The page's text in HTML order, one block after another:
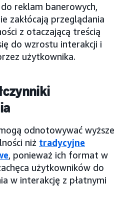
reklam banerowych,
zakłócają przeglądania
z otaczającą treścią
do wzrostu interakcji i
użytkownika.
odnotowywać wyższe
niż tradycyjne
, ponieważ ich format w
użytkowników do
w interakcję z płatnymi